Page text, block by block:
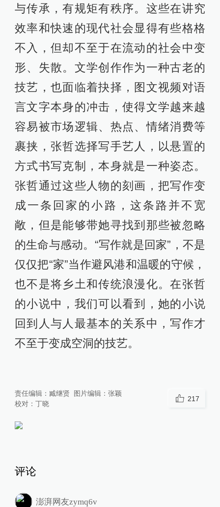
与传承，有规矩有秩序。这些在讲究
效率和快速的现代社会显得有些格格
不入，但却不至于在流动的社会中变
形、失散。文学创作作为一种古老的
技艺，也面临着抉择，图文视频对语
言文字本身的冲击，使得文学越来越
容易被市场逻辑、热点、情绪消费等
裹挟，张哲选择写手艺人，以悬置的
方式书写克制，本身就是一种姿态。
张哲通过这些人物的刻画，把写作变
成一条回家的小路，这条路并不宽
敞，但是能够带她寻找到那些被忽略
的生命与感动。“写作就是回家”，不是
仅仅把“家”当作避风港和温暖的守候，
也不是将乡土和传统浪漫化。在张哲
的小说中，我们可以看到，她的小说
回到人与人最基本的关系中，写作才
不至于变成空洞的技艺。
责任编辑： 臧继贤 图片编辑： 张颖
校对： 丁晓
217
评论
澎湃网友zymq6v